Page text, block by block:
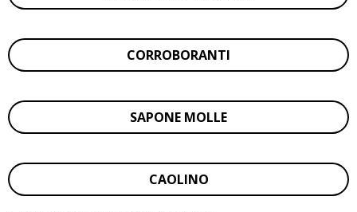
CORROBORANTI
SAPONE MOLLE
CAOLINO